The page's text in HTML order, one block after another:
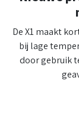
De X1 maakt
bij lage
door gebruik